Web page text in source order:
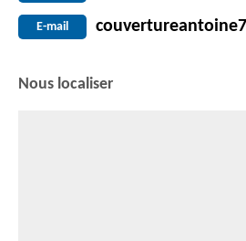
E-mail
Nous localiser